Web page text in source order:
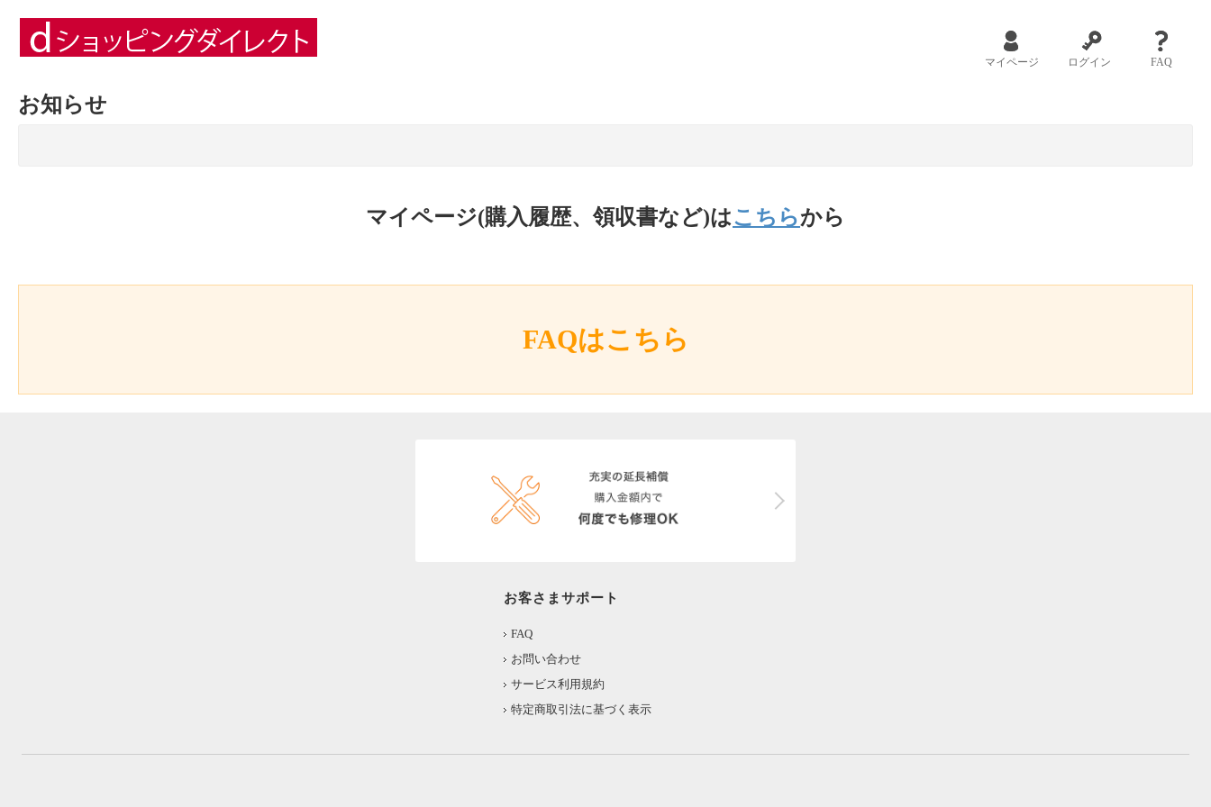
マイページ ログイン FAQ
お知らせ
マイページ(購入履歴、領収書など)はこちらから
FAQはこちら
お客さまサポート
FAQ
お問い合わせ
サービス利用規約
特定商取引法に基づく表示